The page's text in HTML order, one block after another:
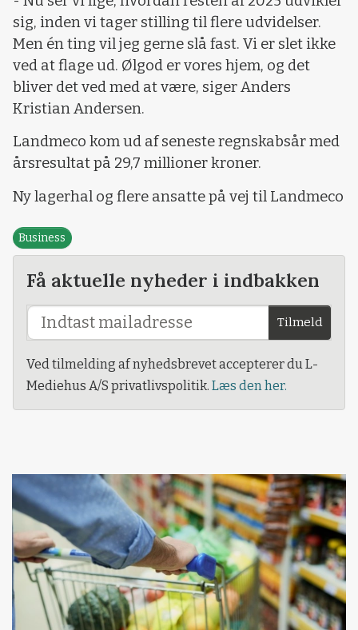
sig, inden vi tager stilling til flere udvidelser.
Men én ting vil jeg gerne slå fast. Vi er slet ikke
ved at flage ud. Ølgod er vores hjem, og det
bliver det ved med at være, siger Anders
Kristian Andersen.
Landmeco kom ud af seneste regnskabsår med
årsresultat på 29,7 millioner kroner.
Ny lagerhal og flere ansatte på vej til Landmeco
Business
Få aktuelle nyheder i indbakken
Tilmeld
Ved tilmelding af nyhedsbrevet accepterer du L-
Mediehus A/S privatlivspolitik. Læs den her.